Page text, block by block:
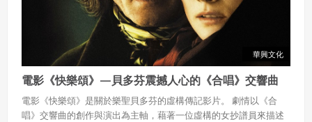
華興文化
電影《快樂頌》—貝多芬震撼人心的《合唱》交響曲
電影《快樂頌》是關於樂聖貝多芬的虛構傳記影片。 劇情以《合
唱》交響曲的創作與演出為主軸，藉著一位虛構的女抄譜員來描述